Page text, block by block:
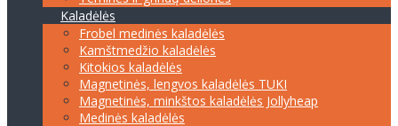
Kaladėlės
Frobel medinės kaladėlės
Kamštmedžio kaladėlės
Kitokios kaladėlės
Magnetinės, lengvos kaladėlės TUKI
Magnetinės, minkštos kaladėlės Jollyheap
Medinės kaladėlės